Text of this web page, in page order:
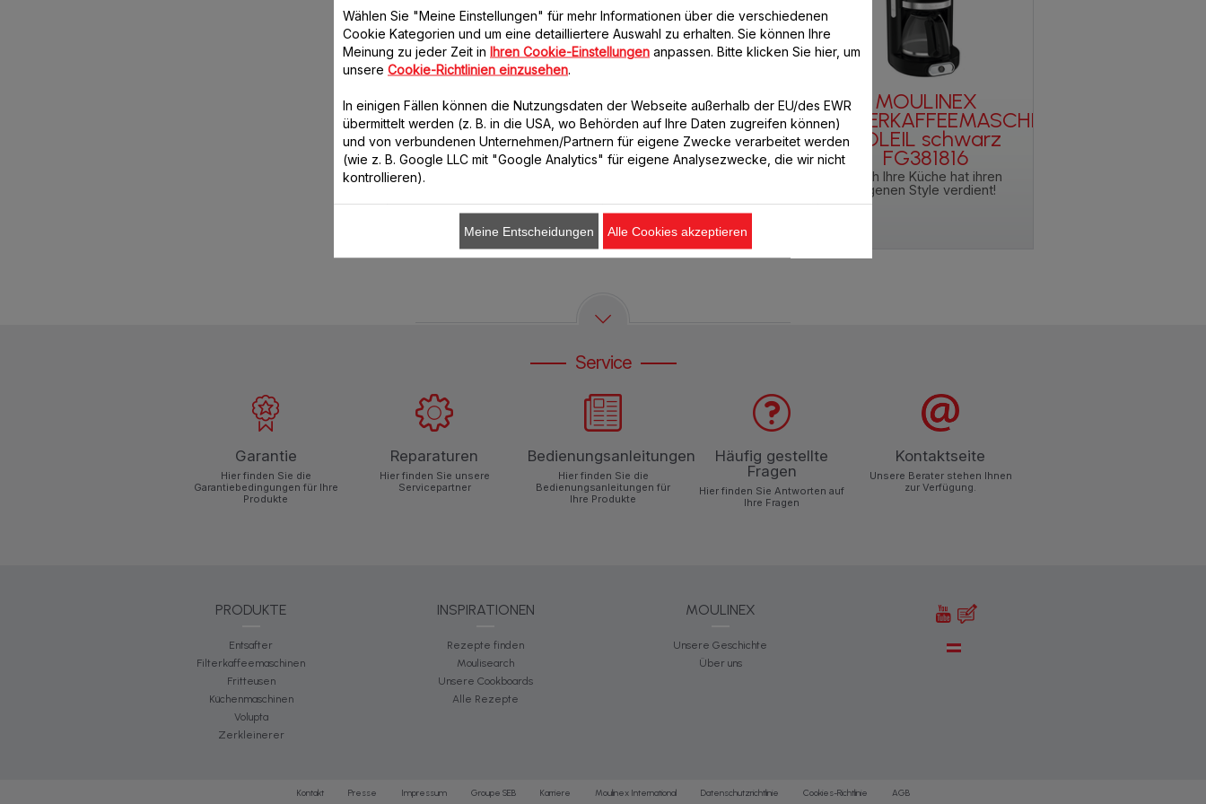
PRINCIPIO FG260
Die einfachste Art, Ihre
Kaffeepausenzeit mit einer
Kaffeemaschine für 10 bis 15
Tassen zu genießen
SUBITO/PRINCIPIO
MINI FG150
Die einfachste Art, Ihre
Kaffeepause mit einer
kompakten Kaffeemaschine zu
MOULINEX
FILTERKAFFEEMASCHINE
SOLEIL schwarz
FG381816
Auch Ihre Küche hat ihren
eigenen Style verdient!
Service
Garantie
Hier finden Sie die
Garantiebedingungen für Ihre
Produkte
Reparaturen
Hier finden Sie unsere
Servicepartner
Bedienungsanleitungen
Hier finden Sie die
Bedienungsanleitungen für
Ihre Produkte
Häufig gestellte
Fragen
Hier finden Sie Antworten auf
Ihre Fragen
Kontaktseite
Unsere Berater stehen Ihnen
zur Verfügung.
PRODUKTE
Entsafter
Filterkaffeemaschinen
Fritteusen
Küchenmaschinen
Volupta
Zerkleinerer
INSPIRATIONEN
Rezepte finden
Moulisearch
Unsere Cookboards
Alle Rezepte
MOULINEX
Unsere Geschichte
Über uns
Kontakt Presse Impressum Groupe SEB Karriere Moulinex International Datenschutzrichtlinie Cookies-Richtlinie AGB
Wählen Sie "Meine Einstellungen" für mehr Informationen über die verschiedenen
Cookie Kategorien und um eine detailliertere Auswahl zu erhalten. Sie können Ihre
Meinung zu jeder Zeit in Ihren Cookie-Einstellungen anpassen. Bitte klicken Sie hier, um
unsere Cookie-Richtlinien einzusehen
In einigen Fällen können die Nutzungsdaten der Webseite außerhalb der EU/des EWR
übermittelt werden (z. B. in die USA, wo Behörden auf Ihre Daten zugreifen können)
und von verbundenen Unternehmen/Partnern für eigene Zwecke verarbeitet werden
(wie z. B. Google LLC mit "Google Analytics" für eigene Analysezwecke, die wir nicht
kontrollieren).
Meine Entscheidungen Alle Cookies akzeptieren